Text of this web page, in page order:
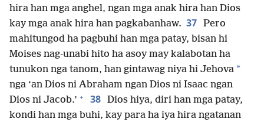
hira han mga anghel, ngan mga anak hira han Dios
kay mga anak hira han pagkabanhaw. 37 Pero
mahitungod ha pagbuhi han mga patay, bisan hi
Moises nag-unabi hito ha asoy may kalabotan ha
tunukon nga tanom, han gintawag niya hi Jehova *
nga ‘an Dios ni Abraham ngan Dios ni Isaac ngan
Dios ni Jacob.’ + 38 Dios hiya, diri han mga patay,
kondi han mga buhi, kay para ha iya hira ngatanan